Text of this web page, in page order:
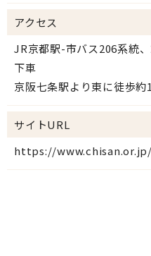
アクセス
JR京都駅-市バス206系統
下車
京阪七条駅より東に徒歩約
サイトURL
https://www.chisan.or.jp/